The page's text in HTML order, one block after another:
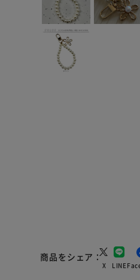
商品をシェア
X LINE